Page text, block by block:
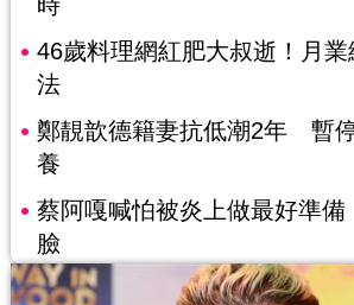
46歲料理網紅肥大叔逝！月
法
鄭靚歆德籍妻抗低潮2年 暫
養
蔡阿嘎喊怕被炎上做最好準
臉